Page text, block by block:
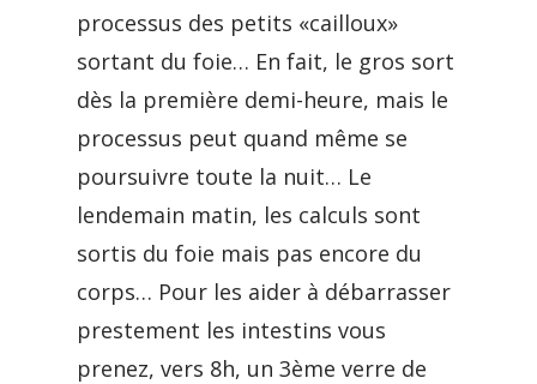
processus des petits «cailloux»
sortant du foie… En fait, le gros sort
dès la première demi-heure, mais le
processus peut quand même se
poursuivre toute la nuit… Le
lendemain matin, les calculs sont
sortis du foie mais pas encore du
corps… Pour les aider à débarrasser
prestement les intestins vous
prenez, vers 8h, un 3ème verre de